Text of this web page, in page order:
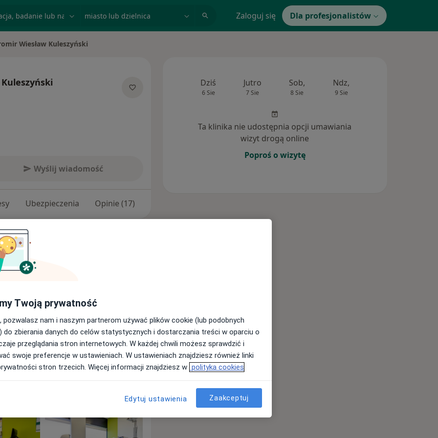
Zaloguj się Dla profesjonalistów
Wiesław Kuleszyński
Wyślij wiadomość
Ubezpieczenia Opinie (17)
dróg oddechowych
Dziś
6 Sie
Jutro
7 Sie
Sob,
8 Sie
Ndz,
9 Sie
Ta klinika nie udostępnia opcji umawiania
wizyt drogą online
Poproś o wizytę
Twoją prywatność
pozwalasz nam i naszym partnerom używać plików cookie (lub podobnych
do zbierania danych do celów statystycznych i dostarczania treści w oparciu o
przeglądania stron internetowych. W każdej chwili możesz sprawdzić i
swoje preferencje w ustawieniach. W ustawieniach znajdziesz również linki
stron trzecich. Więcej informacji znajdziesz w polityka cookies
Edytuj ustawienia Zaakceptuj